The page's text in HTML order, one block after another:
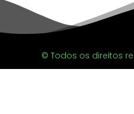
© Todos os direitos